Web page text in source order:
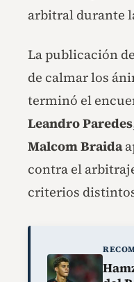
arbitral durante
La publicación
de calmar los
terminó el
Leandro Paredes
Malcom Braida
contra el
criterios